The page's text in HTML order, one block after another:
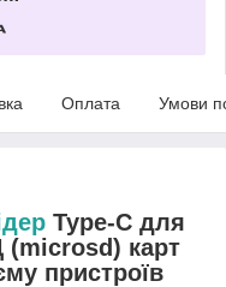
Оплата Умови
Type-C для
(microsd) карт
пристроїв